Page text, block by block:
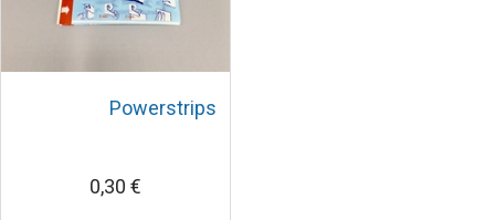
Powerstrips
0,30 €